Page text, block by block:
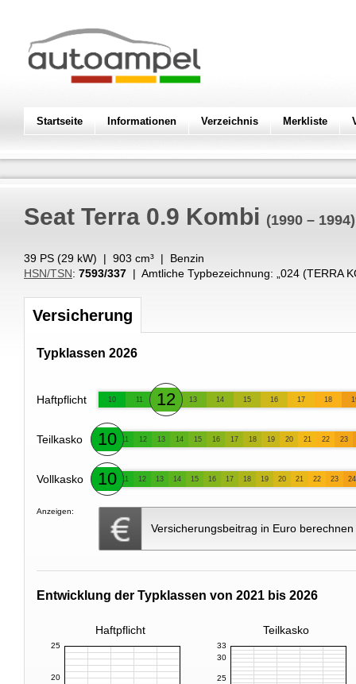
Startseite Informationen Verzeichnis Merkliste
Seat Terra 0.9 Kombi (1990 – 1994)
39 PS (29 kW) | 903 cm³ | Benzin
HSN/TSN: 7593/337 | Amtliche Typbezeichnung: „ 024 (TERRA
Versicherung
Typklassen 2026
Haftpflicht 10 11 12 13 14 15 16 17 18
Teilkasko 10 11 12 13 14 15 16 17 18 19 20 21 22 23
Vollkasko 10 11 12 13 14 15 16 17 18 19 20 21 22 23 24
Anzeigen:
Versicherungsbeitrag in Euro berechnen
Entwicklung der Typklassen von 2021 bis 2026
Haftpflicht Teilkasko
20
25
25
30
33